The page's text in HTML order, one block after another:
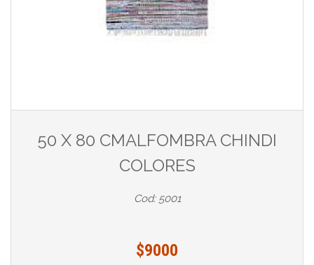
50 X 80 CMALFOMBRA CHINDI
COLORES
Cod: 5001
$9000